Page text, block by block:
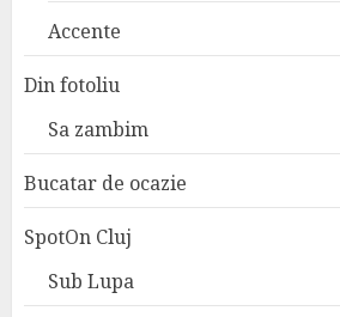
Accente
Din fotoliu
Sa zambim
Bucatar de ocazie
SpotOn Cluj
Sub Lupa